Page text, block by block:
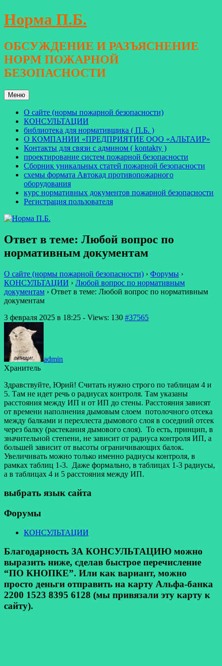
Перейти
к
Норма П.Б.
ОБСУЖДЕНИЕ И РАЗЪЯСНЕНИЕ
НОРМ ПОЖАРНОЙ
БЕЗОПАСНОСТИ
Меню
О сайте (нормы пожарной безопасности)
КОНСУЛЬТАЦИИ
библиотека для нормативщика ( П.Б. )
О КОМПАНИИ «ПРЕДПРИЯТИЕ ООО «АЛЬТАИР»
Контакты для связи с админом ( kontakty )
проектирование систем пожарной безопасности
Сборник уникальных статей пожарной безопасности
схемы формата Автокад противопожарного
оборудования
курс нормативных документов пожарной безопасности
Регистрация пользователя
Ответ в теме: Любой вопрос по
нормативным документам
О сайте (нормы пожарной безопасности) › Форумы ›
КОНСУЛЬТАЦИИ › Любой вопрос по нормативным
документам › Ответ в теме: Любой вопрос по нормативным
документам
3 февраля 2025 в 18:25 - Views: 130 #37565
admin
Хранитель
Здравствуйте, Юрий! Считать нужно строго по таблицам 4 и
5. Там не идет речь о радиусах контроля. Там указаны
расстояния между ИП и от ИП до стены. Расстояния зависят
от времени наполнения дымовым слоем потолочного отсека
между балками и перехлеста дымового слоя в соседний отсек
через балку (растекания дымового слоя). То есть, принцип, в
значительной степени, не зависит от радиуса контроля ИП, а
большей зависит от высоты ограничивающих балок.
Увеличивать можно только именно радиусы контроля, в
рамках таблиц 1-3. Даже формально, в таблицах 1-3 радиусы,
а в таблицах 4 и 5 расстояния между ИП.
выбрать язык сайта
Форумы
КОНСУЛЬТАЦИИ
Благодарность ЗА КОНСУЛЬТАЦИЮ можно
выразить ниже, сделав быстрое перечисление
“ПО КНОПКЕ”. Или как вариант, можно
просто деньги отправить на карту Альфа-банка
2200 1523 8395 6128 (мы привязали эту карту к
сайту).